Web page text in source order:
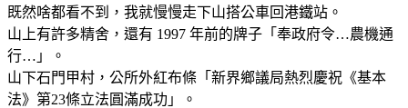
既然啥都看不到，我就慢慢走下山搭公車回港鐵站。
山上有許多精舍，還有 1997 年前的牌子「奉政府令…農機通
行…」。
山下石門甲村，公所外紅布條「新界鄉議局熱烈慶祝《基本
法》第23條立法圓滿成功」。